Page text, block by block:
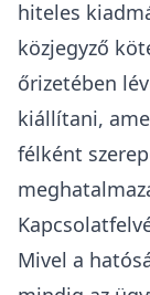
hiteles
közjegyző
őrizetében
kiállítani,
félként
Mivel a